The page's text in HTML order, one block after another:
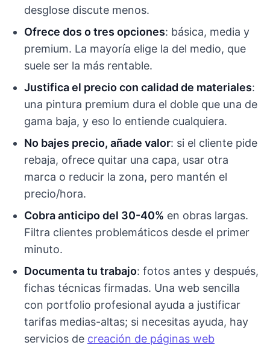
desglose discute menos.
Ofrece dos o tres opciones: básica, media y
premium. La mayoría elige la del medio, que
suele ser la más rentable.
Justifica el precio con calidad de materiales:
una pintura premium dura el doble que una de
gama baja, y eso lo entiende cualquiera.
No bajes precio, añade valor: si el cliente pide
rebaja, ofrece quitar una capa, usar otra
marca o reducir la zona, pero mantén el
precio/hora.
Cobra anticipo del 30-40% en obras largas.
Filtra clientes problemáticos desde el primer
minuto.
Documenta tu trabajo: fotos antes y después,
fichas técnicas firmadas. Una web sencilla
con portfolio profesional ayuda a justificar
tarifas medias-altas; si necesitas ayuda, hay
servicios de creación de páginas web